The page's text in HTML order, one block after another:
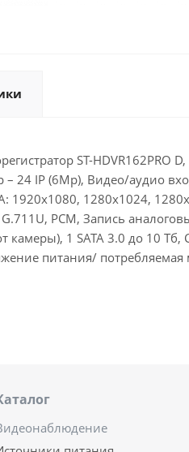
ST-
24 IP (6Mp), Видео/аудио
1920х1080, 1280х1024,
PCM, Запись
камеры), 1 SATA 3.0 до 10
питания/